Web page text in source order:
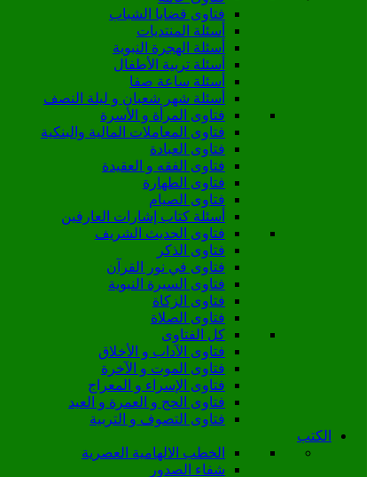
فتاوى قضايا الشباب
أسئلة المنتديات
أسئلة الهجرة النبوية
أسئلة تربية الأطفال
أسئلة ساعة صفا
أسئلة شهر شعبان و ليلة النصف
فتاوى المرأة و الأسرة
فتاوى المعاملات المالية والبنكية
فتاوى العبادة
فتاوى الفقه و العقيدة
فتاوى الطهارة
فتاوى الصيام
أسئلة كتاب إشارات العارفين
فتاوى الحديث الشريف
فتاوى الذكر
فتاوى في نور القرآن
فتاوى السيرة النبوية
فتاوى الزكاة
فتاوى الصلاة
كل الفتاوى
فتاوى الآداب و الأخلاق
فتاوى الموت و الآخرة
فتاوى الإسراء و المعراج
فتاوى الحج و العمرة و العيد
فتاوى التصوف و التربية
الكتب
الخطب الالهامية العصرية
شفاء الصدور